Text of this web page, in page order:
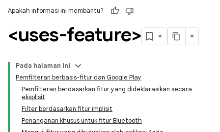
Apakah informasi ini membantu?
<uses-feature>
Pada halaman ini
Pemfilteran berbasis-fitur dan Google Play
Pemfilteran berdasarkan fitur yang dideklarasikan secara
eksplisit
Filter berdasarkan fitur implisit
Penanganan khusus untuk fitur Bluetooth